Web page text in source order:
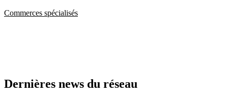
Commerces spécialisés
Dernières news du réseau